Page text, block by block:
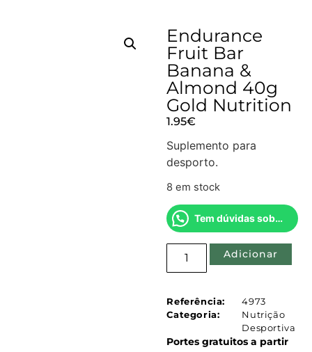
Endurance
Fruit Bar
Banana &
Almond 40g
Gold Nutrition
1.95€
Suplemento para
desporto.
8 em stock
Tem dúvidas sobre este produto?
Adicionar
Referência:
4973
Categoria:
Nutrição
Desportiva
Portes gratuitos a partir